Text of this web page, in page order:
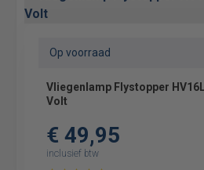
Op voorraad
Vliegenlamp Flystopper
Volt
€ 49,95
inclusief btw